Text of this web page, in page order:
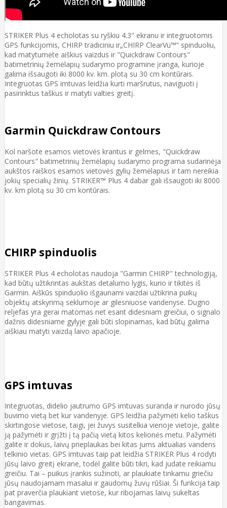
STRIKER Plus 4 echolotas su ryškiu 4.3" ekranu ir integruotomis
GPS funkcijomis, CHIRP tradiciniu ir„CHIRP ClearVü™“ spinduoliu,
kad matytumėte aiškius vaizdus ir "Quickdraw Contours"
batimetrinių žemėlapių sudarymo programine įranga, kurioje
galima išsaugoti iki 8000 kv. km. plotą su 30 cm kontūrais.
Integruotas GPS imtuvas leidžia kurti maršrutus, naviguoti į
pasirinktus taškus ir matyti valties greitį.
Garmin Quickdraw Contours
Kol naršote esamos vietovės krantus ir gelmes, "Quickdraw
Contours" batimetrinių žemėlapių sudarymo programa sudarinėja
aukštos raiškos esamos vietovės gylių žemėlapius ir tam nereikia
jokių specialių žinių. STRIKER™ Plus 4 dabar gali išsaugoti iki 8000
kv. km plotą su 30 cm kontūrais.
CHIRP spinduolis
STRIKER Plus 4 echolotas naudoja "Garmin CHIRP" technologiją,
kad būtų užtikrintas aukštas detalumo lygis, kurio ir tikitės iš
Garmin. Aiškūs spinduolio išgaunami vaizdai užtikrina puikų
objektų atskyrimą seklumoje ar gilesniuose vandenyse. Dugno
reljefas yra gerai matomas net esant didesniam greičiui, o signalo
dažnis didesniame gylyje gali būti slopinamas, kad būtų galima
aiškiau matyti vaizdą laivo apačioje.
GPS imtuvas
Integruotas, didelio jautrumo GPS imtuvas suranda ir nurodo jūsų
buvimo vietą bet kur vandenyje. GPS leidžia pažymėti kelio taškus
skirtingose vietose, taigi, jei žuvys susitelkia vienoje vietoje, galite
ją pažymėti ir grįžti į tą pačią vietą kitos kelionės metu. Pažymėti
galite ir dokus, laivų prieplaukas bei kitas jums aktualias vandens
telkinio vietas. GPS imtuvas taip pat leidžia STRIKER Plus 4 rodyti
jūsų laivo greitį ekrane, todėl galite būti tikri, kad judate reikiamu
greičiu. Tai – puikus įrankis sužinoti, ar plaukiate tinkamu griečiu
jūsų naudojamam masalui ir gaudomų žuvų rūšiai. Ši funkcija taip
pat praverčia plaukiant vietose, kur ribojamas laivų sukeltas
bangavimas.